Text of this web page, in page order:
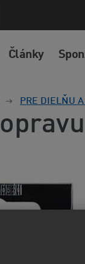
Články
PRE DIELŇU